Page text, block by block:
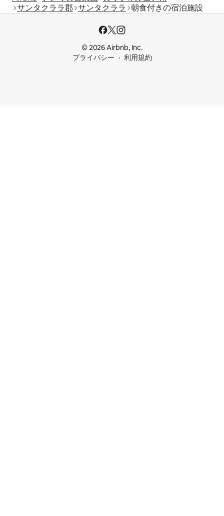
サンタクララ郡 サンタクララ 朝食付きの宿泊施設
© 2026 Airbnb, Inc.
プライバシー
利用規約